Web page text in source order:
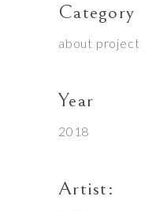
Category
about project
Year
2018
Artist: